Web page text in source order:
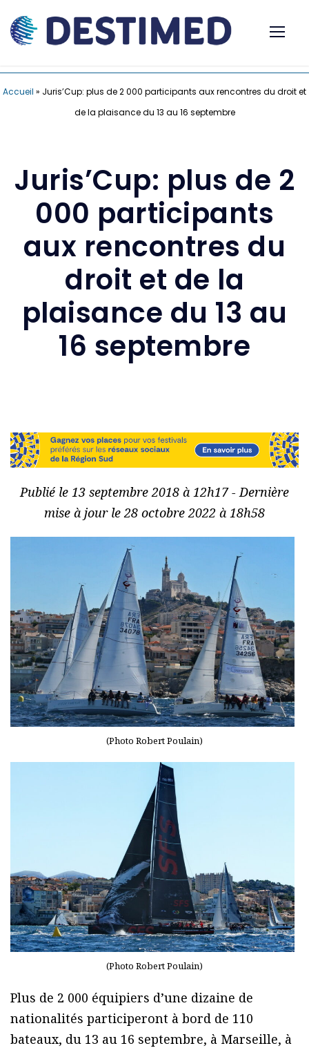
Accueil » Juris’Cup: plus de 2 000 participants aux rencontres du droit et
de la plaisance du 13 au 16 septembre
Juris’Cup: plus de 2
000 participants
aux rencontres du
droit et de la
plaisance du 13 au
16 septembre
Publié le 13 septembre 2018 à 12h17 - Dernière
mise à jour le 28 octobre 2022 à 18h58
(Photo Robert Poulain)
(Photo Robert Poulain)
Plus de 2 000 équipiers d’une dizaine de
nationalités participeront à bord de 110
bateaux, du 13 au 16 septembre, à Marseille, à